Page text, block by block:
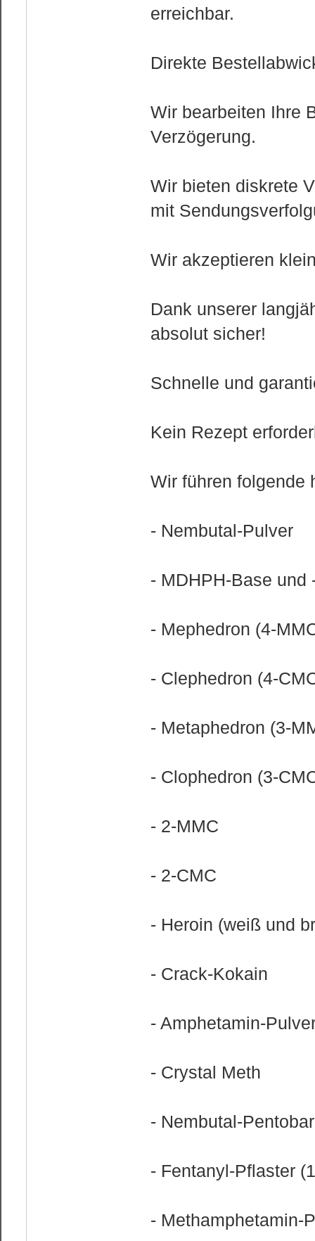
erreichbar.
Direkte
Wir bearbeiten Ihre
Verzögerung.
Wir bieten diskrete
mit
Wir akzeptieren
Dank unserer
absolut sicher!
Schnelle und
Kein Rezept
Wir führen folgende
- Nembutal-Pulver
- MDHPH-Base und
- Mephedron (4-
- Clephedron (4-
- Metaphedron (3-
- Clophedron (3-
- 2-MMC
- 2-CMC
- Heroin (weiß und
- Crack-Kokain
- Amphetamin-
- Crystal Meth
- Nembutal-
- Fentanyl-Pflaster
- Methamphetamin-